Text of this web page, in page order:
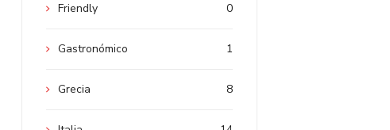
0
Friendly
1
Gastronómico
8
Grecia